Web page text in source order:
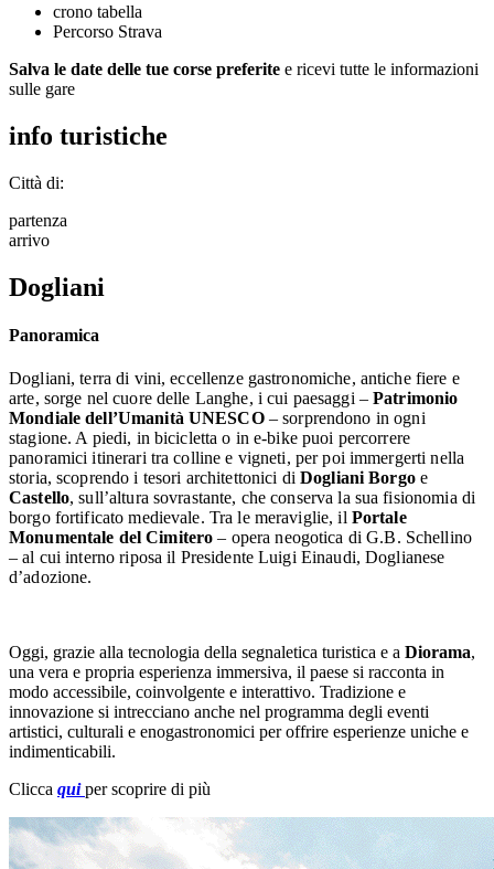
crono tabella
Percorso Strava
Salva le date delle tue corse preferite e ricevi tutte le informazioni
sulle gare
info turistiche
Città di:
partenza
arrivo
Dogliani
Panoramica
Dogliani, terra di vini, eccellenze gastronomiche, antiche fiere e
arte, sorge nel cuore delle Langhe, i cui paesaggi –Patrimonio
Mondiale dell’Umanità UNESCO– sorprendono in ogni
stagione. A piedi, in bicicletta o in e-bike puoi percorrere
panoramici itinerari tra colline e vigneti, per poi immergerti nella
storia, scoprendo i tesori architettonici di Dogliani Borgoe
Castello, sull’altura sovrastante, che conserva la sua fisionomia di
borgo fortificato medievale. Tra le meraviglie, il Portale
Monumentale del Cimitero – opera neogotica di G.B. Schellino
– al cui interno riposa il Presidente Luigi Einaudi, Doglianese
d’adozione.
Oggi, grazie alla tecnologia della segnaletica turistica e a Diorama,
una vera e propria esperienza immersiva, il paese si racconta in
modo accessibile, coinvolgente e interattivo. Tradizione e
innovazione si intrecciano anche nel programma degli eventi
artistici, culturali e enogastronomici per offrire esperienze uniche e
indimenticabili.
Clicca qui per scoprire di più